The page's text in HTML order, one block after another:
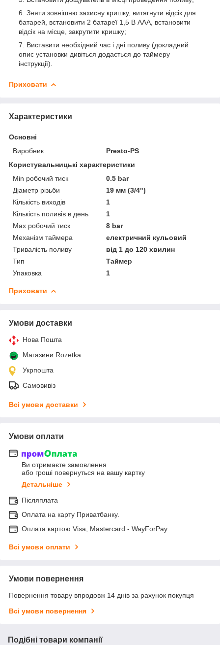
Зняти зовнішню захисну кришку, витягнути відсік для
батарей, встановити 2 батареї 1,5 В ААА, встановити
відсік на місце, закрутити кришку;
Виставити необхідний час і дні поливу (докладний
опис установки дивіться додається до таймеру
інструкції).
Приховати
Характеристики
Основні
Виробник
Presto-PS
Користувальницькі характеристики
Min робочий тиск
0.5 bar
Діаметр різьби
19 мм (3/4")
Кількість виходів
1
Кількість поливів в день
1
Мах робочий тиск
8 bar
Механізм таймера
електричний кульовий
Тривалість поливу
від 1 до 120 хвилин
Тип
Таймер
Упаковка
1
Приховати
Умови доставки
Нова Пошта
Магазини Rozetka
Укрпошта
Самовивіз
Всі умови доставки
Умови оплати
Ви отримаєте замовлення
або гроші повернуться на вашу картку
Детальніше
Післяплата
Оплата на карту Приватбанку.
Оплата картою Visa, Mastercard - WayForPay
Всі умови оплати
Умови повернення
Повернення товару впродовж 14 днів за рахунок покупця
Всі умови повернення
Подібні товари компанії